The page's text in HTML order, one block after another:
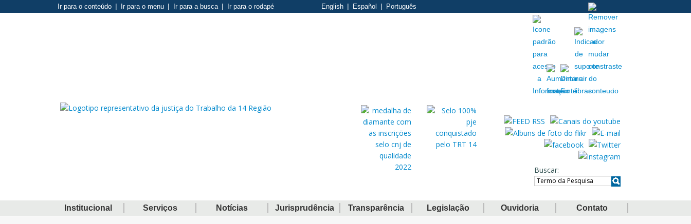
Ir para o conteúdo Ir para o menu Ir para a busca Ir para o rodapé English Español Português
Extranet
Buscar
Institucional Serviços Notícias Jurisprudência Transparência Legislação Ouvidoria Contato